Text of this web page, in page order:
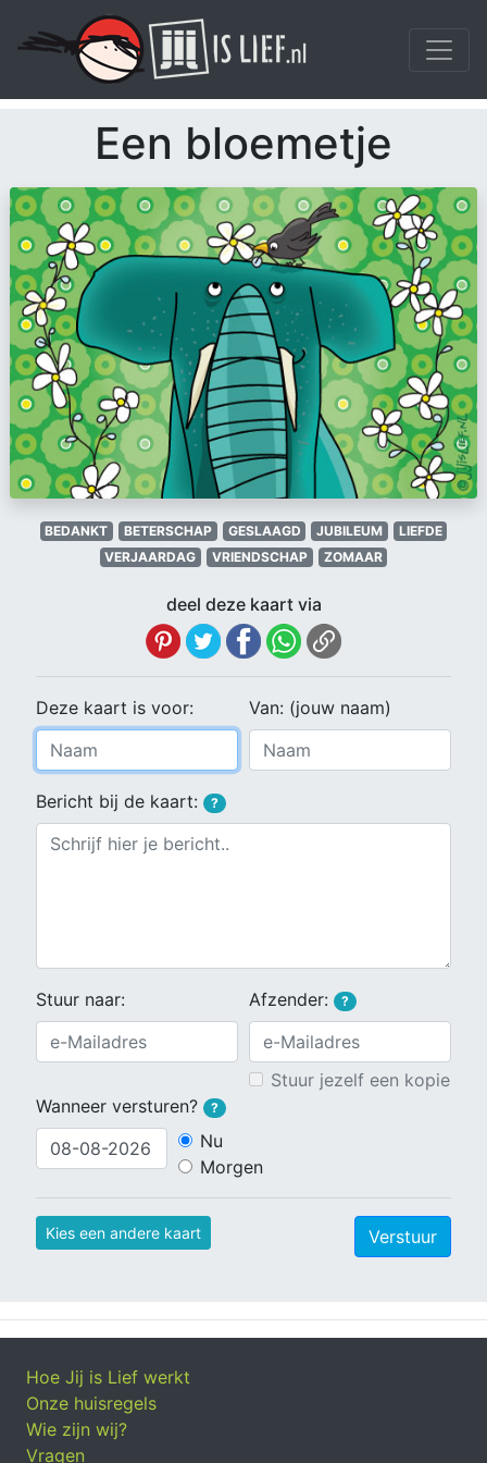
Een bloemetje
BEDANKT BETERSCHAP GESLAAGD JUBILEUM
LIEFDE
VERJAARDAG
VRIENDSCHAP ZOMAAR
deel deze kaart via
Deze kaart is voor: Van: (jouw naam)
Bericht bij de kaart: ?
Stuur naar: Afzender: ?
Stuur jezelf een kopie
Wanneer versturen?
?
Nu
Morgen
Kies een andere kaart Verstuur
Hoe Jij is Lief werkt
Onze huisregels
Wie zijn wij?
Vragen